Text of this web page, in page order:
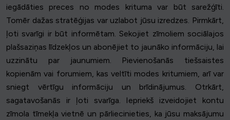
iegādāties preces no modes krituma var būt sarežģīti.
Tomēr dažas stratēģijas var uzlabot jūsu izredzes. Pirmkārt,
ļoti svarīgi ir būt informētam. Sekojiet zīmoliem sociālajos
plašsaziņas līdzekļos un abonējiet to jaunāko informāciju, lai
uzzinātu par jaunumiem. Pievienošanās tiešsaistes
kopienām vai forumiem, kas veltīti modes kritumiem, arī var
sniegt vērtīgu informāciju un brīdinājumus. Otrkārt,
sagatavošanās ir ļoti svarīga. Iepriekš izveidojiet kontu
zīmola tīmekļa vietnē un pārliecinieties, ka jūsu maksājumu